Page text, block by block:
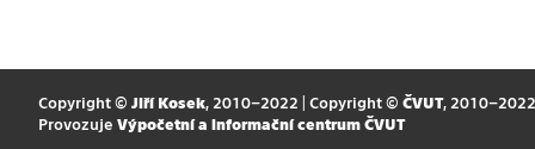
Copyright © Jiří Kosek, 2010–2022 | Copyright © ČVUT, 2010–2022
Provozuje Výpočetní a informační centrum ČVUT